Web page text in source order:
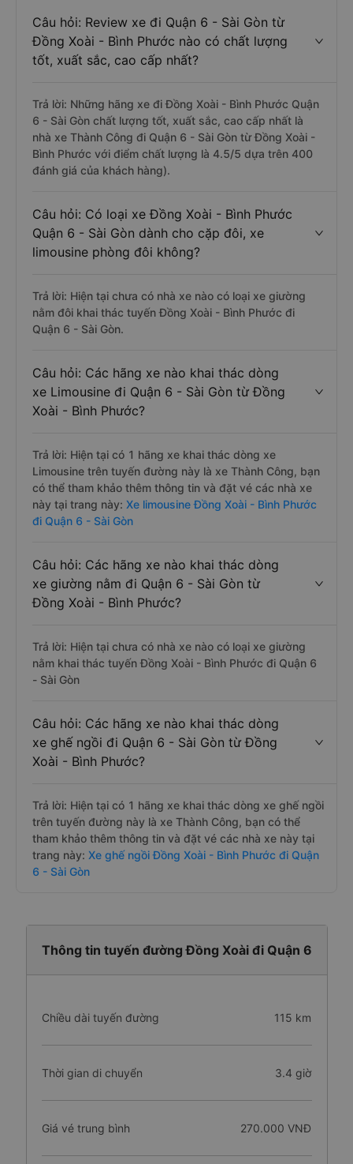
Câu hỏi: Review xe đi Quận 6 - Sài Gòn từ
Đồng Xoài - Bình Phước nào có chất lượng
tốt, xuất sắc, cao cấp nhất?
Trả lời: Những hãng xe đi Đồng Xoài - Bình Phước Quận
6 - Sài Gòn chất lượng tốt, xuất sắc, cao cấp nhất là
nhà xe Thành Công đi Quận 6 - Sài Gòn từ Đồng Xoài -
Bình Phước với điểm chất lượng là 4.5/5 dựa trên 400
đánh giá của khách hàng).
Câu hỏi: Có loại xe Đồng Xoài - Bình Phước
Quận 6 - Sài Gòn dành cho cặp đôi, xe
limousine phòng đôi không?
Trả lời: Hiện tại chưa có nhà xe nào có loại xe giường
nằm đôi khai thác tuyến Đồng Xoài - Bình Phước đi
Quận 6 - Sài Gòn.
Câu hỏi: Các hãng xe nào khai thác dòng
xe Limousine đi Quận 6 - Sài Gòn từ Đồng
Xoài - Bình Phước?
Trả lời: Hiện tại có 1 hãng xe khai thác dòng xe
Limousine trên tuyến đường này là xe Thành Công, bạn
có thể tham khảo thêm thông tin và đặt vé các nhà xe
này tại trang này: Xe limousine Đồng Xoài - Bình Phước
đi Quận 6 - Sài Gòn
Câu hỏi: Các hãng xe nào khai thác dòng
xe giường nằm đi Quận 6 - Sài Gòn từ
Đồng Xoài - Bình Phước?
Trả lời: Hiện tại chưa có nhà xe nào có loại xe giường
nằm khai thác tuyến Đồng Xoài - Bình Phước đi Quận 6
- Sài Gòn
Câu hỏi: Các hãng xe nào khai thác dòng
xe ghế ngồi đi Quận 6 - Sài Gòn từ Đồng
Xoài - Bình Phước?
Trả lời: Hiện tại có 1 hãng xe khai thác dòng xe ghế ngồi
trên tuyến đường này là xe Thành Công, bạn có thể
tham khảo thêm thông tin và đặt vé các nhà xe này tại
trang này: Xe ghế ngồi Đồng Xoài - Bình Phước đi Quận
6 - Sài Gòn
Thông tin tuyến đường Đồng Xoài đi Quận 6
Chiều dài tuyến đường 115 km
Thời gian di chuyển 3.4 giờ
Giá vé trung bình 270.000 VNĐ